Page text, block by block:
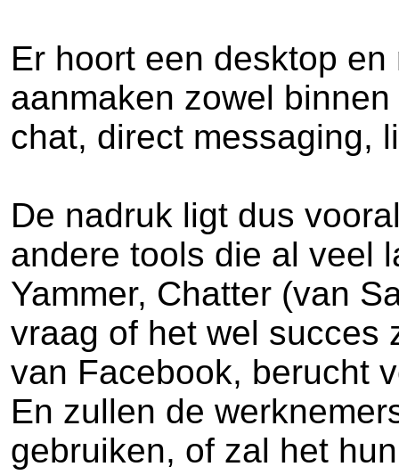
Er hoort een desktop
aanmaken zowel
chat, direct messaging,
De nadruk ligt dus
andere tools die al veel
Yammer, Chatter (van
vraag of het wel succes
van Facebook, berucht
En zullen de
gebruiken, of zal het